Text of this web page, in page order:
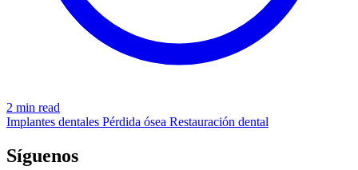
2 min read
Implantes dentales Pérdida ósea Restauración dental
Síguenos